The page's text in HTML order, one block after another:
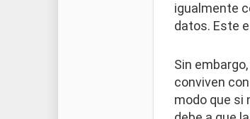
igualmente
datos. Este
Sin
conviven
modo que si